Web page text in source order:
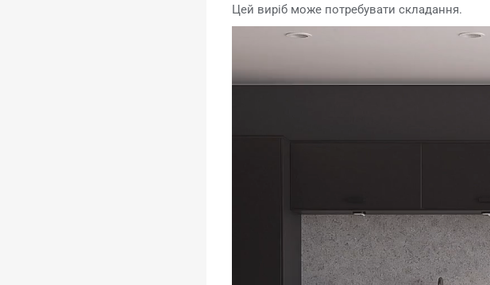
Цей виріб може потребувати складання.